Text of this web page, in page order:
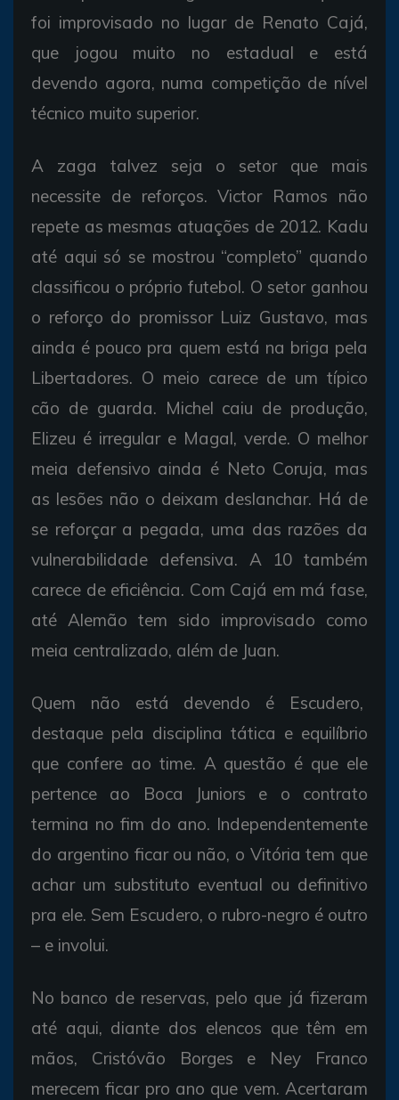
foi improvisado no lugar de Renato Cajá,
que jogou muito no estadual e está
devendo agora, numa competição de nível
técnico muito superior.
A zaga talvez seja o setor que mais
necessite de reforços. Victor Ramos não
repete as mesmas atuações de 2012. Kadu
até aqui só se mostrou “completo” quando
classificou o próprio futebol. O setor ganhou
o reforço do promissor Luiz Gustavo, mas
ainda é pouco pra quem está na briga pela
Libertadores. O meio carece de um típico
cão de guarda. Michel caiu de produção,
Elizeu é irregular e Magal, verde. O melhor
meia defensivo ainda é Neto Coruja, mas
as lesões não o deixam deslanchar. Há de
se reforçar a pegada, uma das razões da
vulnerabilidade defensiva. A 10 também
carece de eficiência. Com Cajá em má fase,
até Alemão tem sido improvisado como
meia centralizado, além de Juan.
Quem não está devendo é Escudero,
destaque pela disciplina tática e equilíbrio
que confere ao time. A questão é que ele
pertence ao Boca Juniors e o contrato
termina no fim do ano. Independentemente
do argentino ficar ou não, o Vitória tem que
achar um substituto eventual ou definitivo
pra ele. Sem Escudero, o rubro-negro é outro
– e involui.
No banco de reservas, pelo que já fizeram
até aqui, diante dos elencos que têm em
mãos, Cristóvão Borges e Ney Franco
merecem ficar pro ano que vem. Acertaram